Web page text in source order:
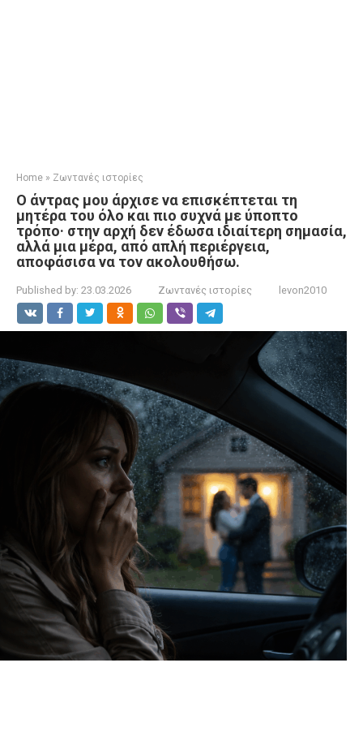
Home » Ζωντανές ιστορίες
Ο άντρας μου άρχισε να επισκέπτεται τη
μητέρα του όλο και πιο συχνά με ύποπτο
τρόπο· στην αρχή δεν έδωσα ιδιαίτερη σημασία,
αλλά μια μέρα, από απλή περιέργεια,
αποφάσισα να τον ακολουθήσω.
Published by: 23.03.2026 Ζωντανές ιστορίες levon2010